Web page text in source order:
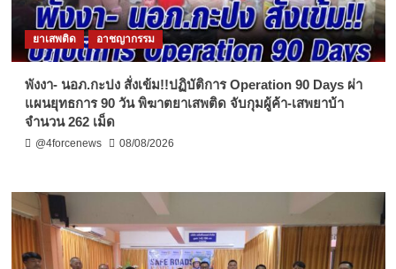
ยาเสพติด อาชญากรรม
พังงา- นอภ.กะปง สั่งเข้ม!!ปฏิบัติการ Operation 90 Days ผ่า
แผนยุทธการ 90 วัน พิฆาตยาเสพติด จับกุมผู้ค้า-เสพยาบ้า
จำนวน 262 เม็ด
@4forcenews 08/08/2026